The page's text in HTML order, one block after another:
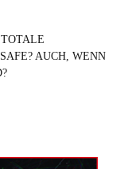
AUCH, WENN